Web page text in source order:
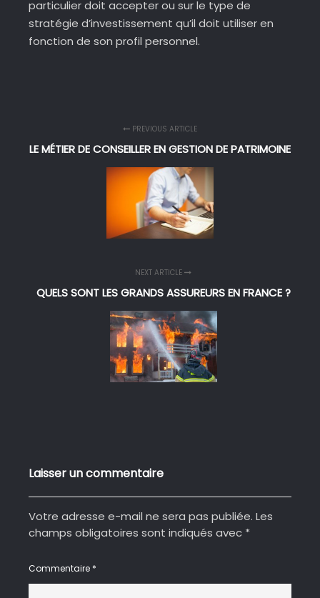
particulier doit accepter ou sur le type de
stratégie d’investissement qu’il doit utiliser en
fonction de son profil personnel.
PREVIOUS ARTICLE
LE MÉTIER DE CONSEILLER EN GESTION DE PATRIMOINE
NEXT ARTICLE
QUELS SONT LES GRANDS ASSUREURS EN FRANCE ?
Laisser un commentaire
Votre adresse e-mail ne sera pas publiée. Les
champs obligatoires sont indiqués avec *
Commentaire *